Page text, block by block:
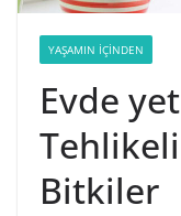
YAŞAMIN İÇINDEN
Evde
Bitkiler